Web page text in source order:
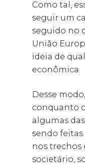
Como tal,
seguir um
seguido no
União
ideia de
econômica.
Desse
conquanto
algumas
sendo
nos trechos
societário,